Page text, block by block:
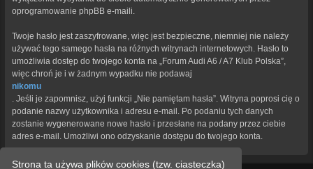
Strona ta używa plików cookies (tzw. ciasteczka)
oprogramowanie phpBB e-maili.
Twoje hasło jest zaszyfrowane, więc jest bezpieczne, niemniej nie należy
używać tego samego hasła na różnych witrynach internetowych. Hasło to
umożliwia dostęp do twojego konta na „Forum Audi A6 / A7 Klub Polska”,
więc chroń je i w żadnym wypadku nie podawaj
nikomu
. Jeśli je zapomnisz, użyj funkcji „Nie pamiętam hasła”. Witryna poprosi cię o
podanie nazwy użytkownika i adresu e-mail. Po podaniu tych danych
zostanie wygenerowane nowe hasło i przesłane na podany przez ciebie
adres e-mail. Umożliwi ono odzyskanie dostępu do twojego konta.